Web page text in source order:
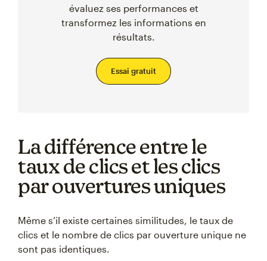
évaluez ses performances et
transformez les informations en
résultats.
Essai gratuit
La différence entre le
taux de clics et les clics
par ouvertures uniques
Même s’il existe certaines similitudes, le taux de
clics et le nombre de clics par ouverture unique ne
sont pas identiques.